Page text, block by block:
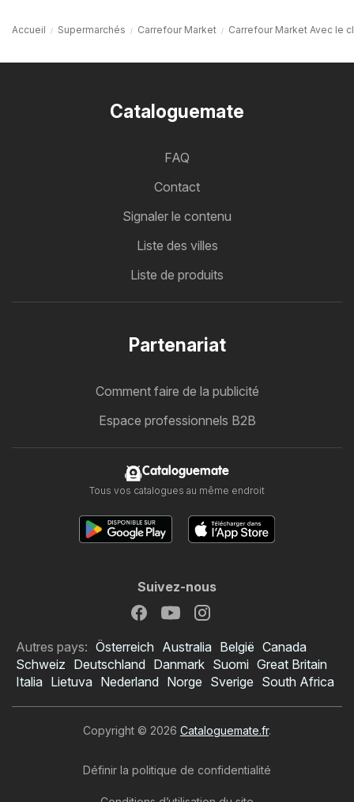
Accueil Supermarchés Carrefour Market Carrefour Market Avec le
Cataloguemate
FAQ
Contact
Signaler le contenu
Liste des villes
Liste de produits
Partenariat
Comment faire de la publicité
Espace professionnels B2B
Cataloguemate
Tous vos catalogues au même endroit
Suivez-nous
Autres pays: Österreich Australia België Canada
Schweiz Deutschland Danmark Suomi Great Britain
Italia Lietuva Nederland Norge Sverige South Africa
Copyright © 2026 Cataloguemate.fr.
Définir la politique de confidentialité